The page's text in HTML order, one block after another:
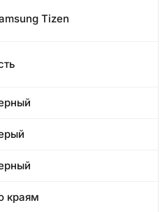
Tizen
краям